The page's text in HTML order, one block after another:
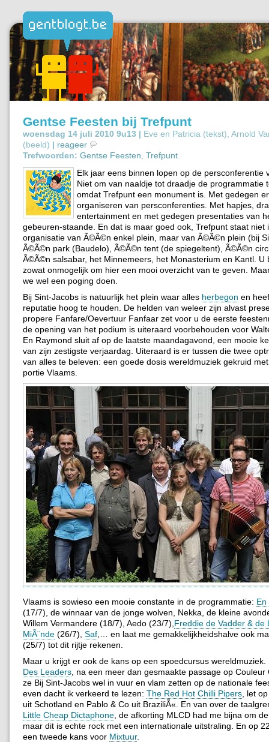
Gentse Feesten bij Trefpunt
woensdag 14 juli 2010 9u13 | Eve en Patricia (tekst), Arnold
(beeld) | reageer
Trefwoorden: Gentse Feesten Trefpunt
Elk jaar eens binnen lopen op de persconferentie
Niet om van naaldje tot draadje de programmatie
omdat Trefpunt een monument is. Met gedegen
organiseren van persconferenties. Met hapjes,
entertainment en met gedegen presentaties van
gebeuren-staande. En dat is maar goed ook, Trefpunt staat niet
organisatie van Ã©Ã©n enkel plein, maar van Ã©Ã©n plein (bij
Ã©Ã©n park (Baudelo), Ã©Ã©n tent (de spiegeltent), Ã©Ã©n
Ã©Ã©n salsabar, het Minnemeers, het Monasterium en Kantl. U
zowat onmogelijk om hier een mooi overzicht van te geven.
we wel een poging doen.
Bij Sint-Jacobs is natuurlijk het plein waar alles herbegon en
reputatie hoog te houden. De helden van weleer zijn alvast
propere Fanfare/Oevertuur Fanfaar zet voor u de eerste
de opening van het podium is uiteraard voorbehouden voor
En Raymond sluit af op de laatste maandagavond, een mooie
van zijn zestigste verjaardag. Uiteraard is er tussen die twee
van alles te beleven: een goede dosis wereldmuziek gekruid
portie Vlaams.
Vlaams is sowieso een mooie constante in de programmatie: En
(17/7), de winnaar van de jonge wolven, Nekka, de kleine
Willem Vermandere (18/7), Aedo (23/7), Freddie de Vadder & de
MiÃ¨nde (26/7), Saf ,… en laat me gemakkelijkheidshalve ook
(25/7) tot dit rijtje rekenen.
Maar u krijgt er ook de kans op een spoedcursus
Des Leaders , na een meer dan gesmaakte passage op
ze Bij Sint-Jacobs wel in vuur en vlam zetten op de nationale
even dacht ik verkeerd te lezen: The Red Hot Chilli Pipers , let
uit Schotland en Pablo & Co uit BraziliÃ«. En van over de
Little Cheap Dictaphone , de afkorting MLCD had me bijna om
maar dit is echte rock met een internationale uitstraling. En op
een tweede kans voor Mixtuur.